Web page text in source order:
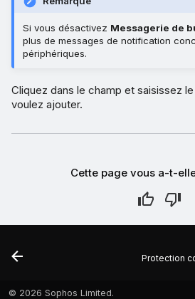
Si vous désactivez Messagerie de
plus de messages de notification
périphériques.
Cliquez dans le champ et saisissez
voulez ajouter.
Cette page vous a-t-
Protection
© 2026 Sophos Limited.